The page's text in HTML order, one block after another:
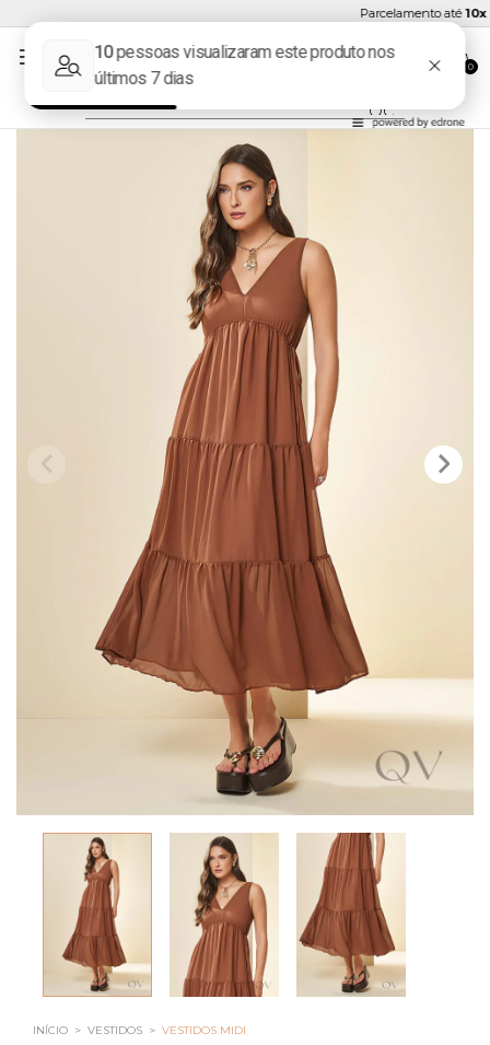
Parcelamento até10x
0
INÍCIO > VESTIDOS > VESTIDOS MIDI